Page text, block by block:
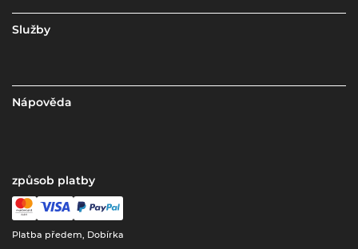
Služby
Nápověda
způsob platby
Platba předem, Dobírka